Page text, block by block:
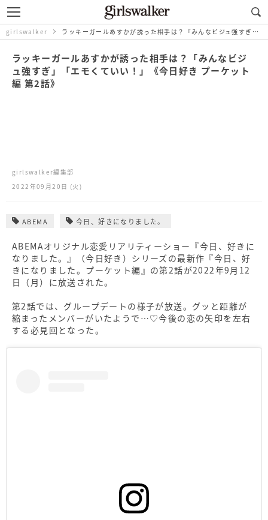
girlswalker ラッキーガールあすかが誘った相手は？「みんなビジュ強すぎ」「エモくていい！」《今日好き プーケット編 第2話》
ラッキーガールあすかが誘った相手は？「みんなビジ
ュ強すぎ」「エモくていい！」《今日好き プーケット
編 第2話》
girlswalker編集部
2022年09月20日 (火)
ABEMA 今日、好きになりました。
ABEMAオリジナル恋愛リアリティーショー『今日、好きに
なりました。』（今日好き）シリーズの最新作『今日、好
きになりました。プーケット編』の第2話が2022年9月12
日（月）に放送された。
第2話では、グループデートの様子が放送。グッと距離が
縮まったメンバーがいたようで…♡今後の恋の矢印を左右
する必見回となった。